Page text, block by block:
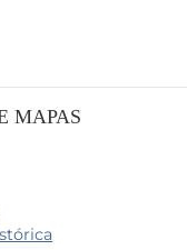
MAPAS